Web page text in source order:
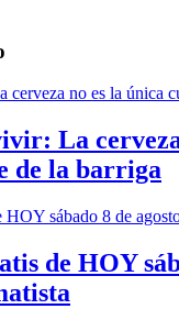
La
de la barriga
de HOY